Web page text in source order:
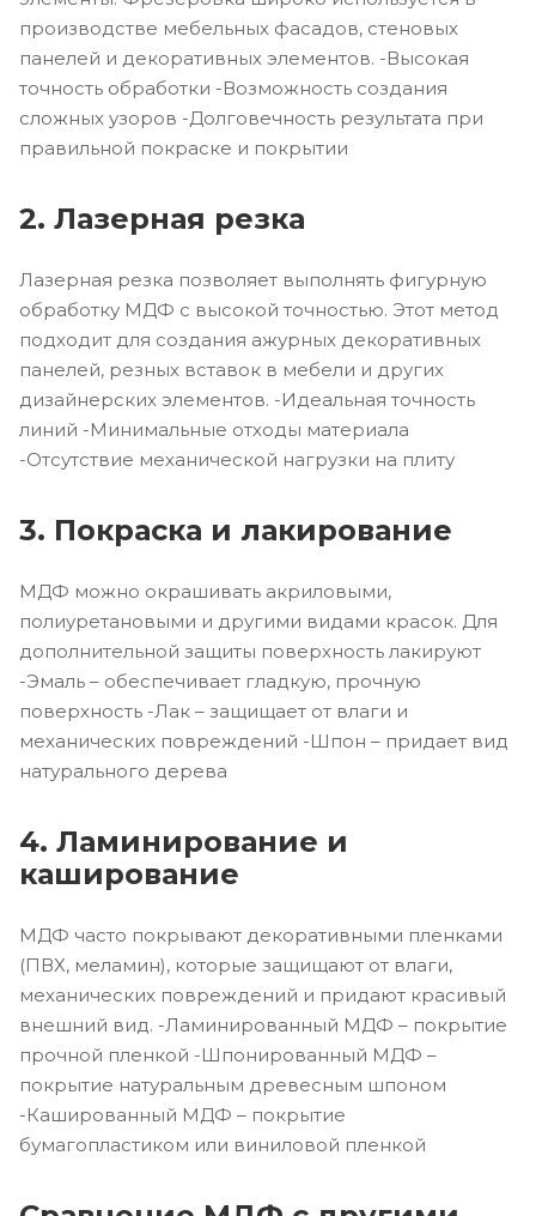
производстве мебельных фасадов, стеновых
панелей и декоративных элементов. -Высокая
точность обработки -Возможность создания
сложных узоров -Долговечность результата при
правильной покраске и покрытии
2. Лазерная резка
Лазерная резка позволяет выполнять фигурную
обработку МДФ с высокой точностью. Этот метод
подходит для создания ажурных декоративных
панелей, резных вставок в мебели и других
дизайнерских элементов. -Идеальная точность
линий -Минимальные отходы материала
-Отсутствие механической нагрузки на плиту
3. Покраска и лакирование
МДФ можно окрашивать акриловыми,
полиуретановыми и другими видами красок. Для
дополнительной защиты поверхность лакируют
-Эмаль – обеспечивает гладкую, прочную
поверхность -Лак – защищает от влаги и
механических повреждений -Шпон – придает вид
натурального дерева
4. Ламинирование и
каширование
МДФ часто покрывают декоративными пленками
(ПВХ, меламин), которые защищают от влаги,
механических повреждений и придают красивый
внешний вид. -Ламинированный МДФ – покрытие
прочной пленкой -Шпонированный МДФ –
покрытие натуральным древесным шпоном
-Кашированный МДФ – покрытие
бумагопластиком или виниловой пленкой